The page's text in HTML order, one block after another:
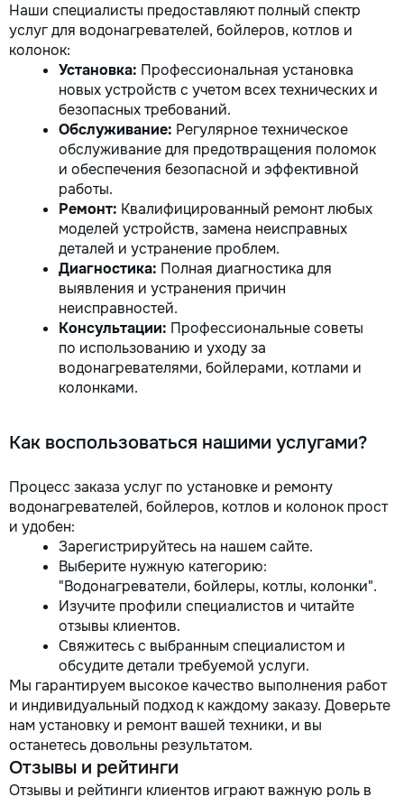
Наши специалисты предоставляют полный спектр
услуг для водонагревателей, бойлеров, котлов и
колонок:
Установка: Профессиональная установка
новых устройств с учетом всех технических и
безопасных требований.
Обслуживание: Регулярное техническое
обслуживание для предотвращения поломок
и обеспечения безопасной и эффективной
работы.
Ремонт: Квалифицированный ремонт любых
моделей устройств, замена неисправных
деталей и устранение проблем.
Диагностика: Полная диагностика для
выявления и устранения причин
неисправностей.
Консультации: Профессиональные советы
по использованию и уходу за
водонагревателями, бойлерами, котлами и
колонками.
Как воспользоваться нашими услугами?
Процесс заказа услуг по установке и ремонту
водонагревателей, бойлеров, котлов и колонок прост
и удобен:
Зарегистрируйтесь на нашем сайте.
Выберите нужную категорию:
"Водонагреватели, бойлеры, котлы, колонки".
Изучите профили специалистов и читайте
отзывы клиентов.
Свяжитесь с выбранным специалистом и
обсудите детали требуемой услуги.
Мы гарантируем высокое качество выполнения работ
и индивидуальный подход к каждому заказу. Доверьте
нам установку и ремонт вашей техники, и вы
останетесь довольны результатом.
Отзывы и рейтинги
Отзывы и рейтинги клиентов играют важную роль в